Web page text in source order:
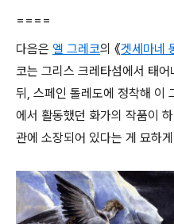
====
다음은 엘 그레코의 《겟세마네
코는 그리스 크레타섬에서 태
뒤, 스페인 톨레도에 정착해 이
에서 활동했던 화가의 작품이
관에 소장되어 있다는 게 묘하